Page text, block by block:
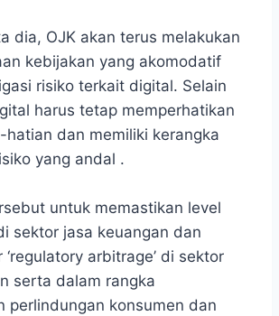
dia, OJK akan terus melakukan
kebijakan yang akomodatif
risiko terkait digital. Selain
harus tetap memperhatikan
hatian dan memiliki kerangka
yang andal .
untuk memastikan level
sektor jasa keuangan dan
‘regulatory arbitrage’ di sektor
serta dalam rangka
perlindungan konsumen dan